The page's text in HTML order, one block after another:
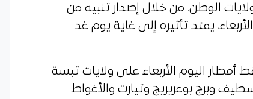
الوطن، من خلال إصدار تنبيه من
يمتد تأثيره إلى غاية يوم غد
اليوم الأربعاء على ولايات تبسة
وبرج بوعريريج وتيارت والأغواط